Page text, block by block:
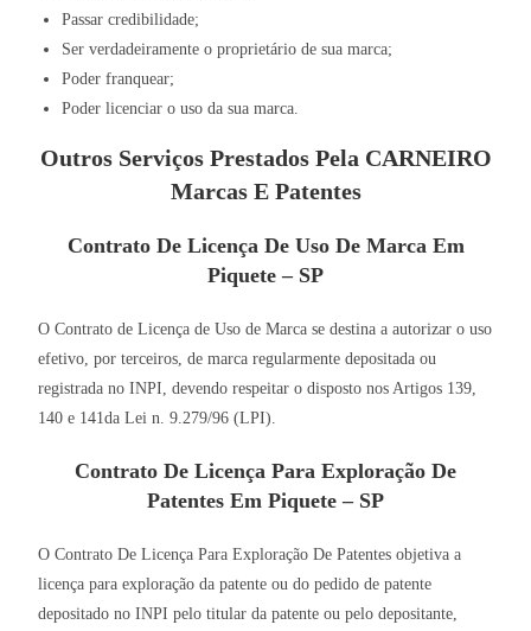
Passar credibilidade;
Ser verdadeiramente o proprietário de sua marca;
Poder franquear;
Poder licenciar o uso da sua marca.
Outros Serviços Prestados Pela CARNEIRO
Marcas E Patentes
Contrato De Licença De Uso De Marca Em
Piquete – SP
O Contrato de Licença de Uso de Marca se destina a autorizar o uso
efetivo, por terceiros, de marca regularmente depositada ou
registrada no INPI, devendo respeitar o disposto nos Artigos 139,
140 e 141da Lei n. 9.279/96 (LPI).
Contrato De Licença Para Exploração De
Patentes Em Piquete – SP
O Contrato De Licença Para Exploração De Patentes objetiva a
licença para exploração da patente ou do pedido de patente
depositado no INPI pelo titular da patente ou pelo depositante,